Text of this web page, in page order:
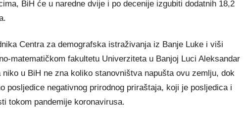
BiH će u naredne dvije i po decenije izgubiti dodatnih 18,2
Centra za demografska istraživanja iz Banje Luke i viši
matematičkom fakultetu Univerziteta u Banjoj Luci Aleksandar
niko u BiH ne zna koliko stanovništva napušta ovu zemlju, dok
posljedice negativnog prirodnog priraštaja, koji je posljedica i
tokom pandemije koronavirusa.